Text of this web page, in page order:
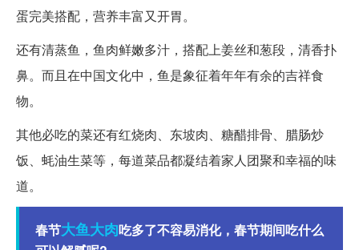
蛋完美搭配，营养丰富又开胃。
还有清蒸鱼，鱼肉鲜嫩多汁，搭配上姜丝和葱段，清香扑
鼻。而且在中国文化中，鱼是象征着年年有余的吉祥食
物。
其他必吃的菜还有红烧肉、东坡肉、糖醋排骨、腊肠炒
饭、蚝油生菜等，每道菜品都凝结着家人团聚和幸福的味
道。
春节大鱼大肉吃多了不容易消化，春节期间吃什么